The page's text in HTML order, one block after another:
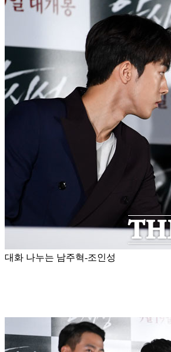
대화 나누는 남주혁-조인성